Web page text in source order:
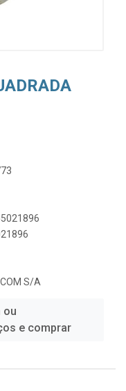
COM S/A
ou
e comprar